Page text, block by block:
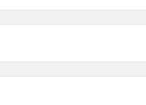
39mm